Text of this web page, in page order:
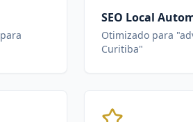
SEO Local
Otimizado para
Curitiba"